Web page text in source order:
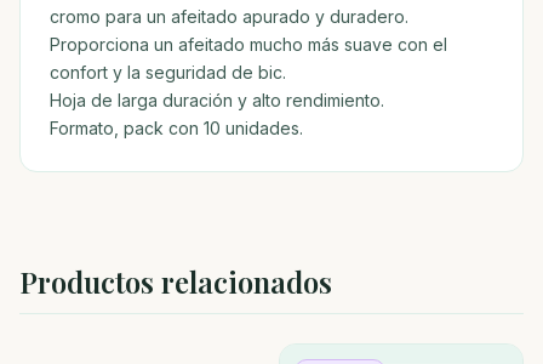
cromo para un afeitado apurado y duradero.
Proporciona un afeitado mucho más suave con el
confort y la seguridad de bic.
Hoja de larga duración y alto rendimiento.
Formato, pack con 10 unidades.
Productos relacionados